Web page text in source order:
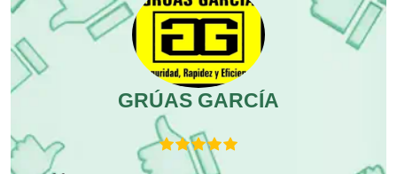
Edecanes
Electricidad y Plomería
GRÚAS GARCÍA